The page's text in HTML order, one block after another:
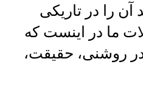
را در تاریکی
ما در اینست که
روشنی، حقیقت،